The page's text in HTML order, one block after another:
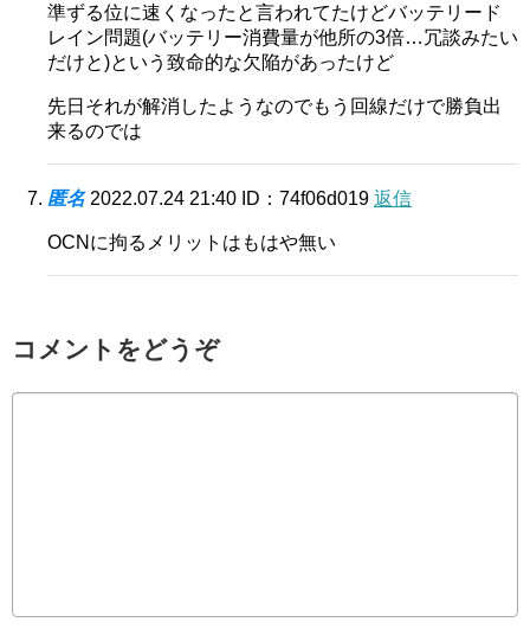
準ずる位に速くなったと言われてたけどバッテリード
レイン問題(バッテリー消費量が他所の3倍…冗談みたい
だけと)という致命的な欠陥があったけど
先日それが解消したようなのでもう回線だけで勝負出
来るのでは
匿名 2022.07.24 21:40 ID：74f06d019 返信
OCNに拘るメリットはもはや無い
コメントをどうぞ